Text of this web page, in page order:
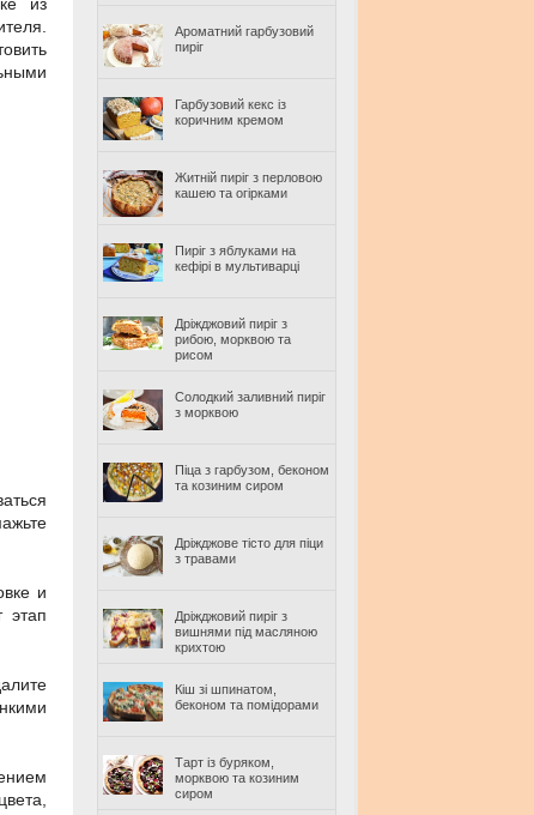
и
этап
Ароматний гарбузовий
пиріг
Гарбузовий кекс із
коричним кремом
Житній пиріг з перловою
кашею та огірками
Пиріг з яблуками на
кефірі в мультиварці
Дріжджовий пиріг з
рибою, морквою та
рисом
Солодкий заливний пиріг
з морквою
Піца з гарбузом, беконом
та козиним сиром
Дріжджове тісто для піци
з травами
Дріжджовий пиріг з
вишнями під масляною
крихтою
Кіш зі шпинатом,
беконом та помідорами
Тарт із буряком,
морквою та козиним
сиром